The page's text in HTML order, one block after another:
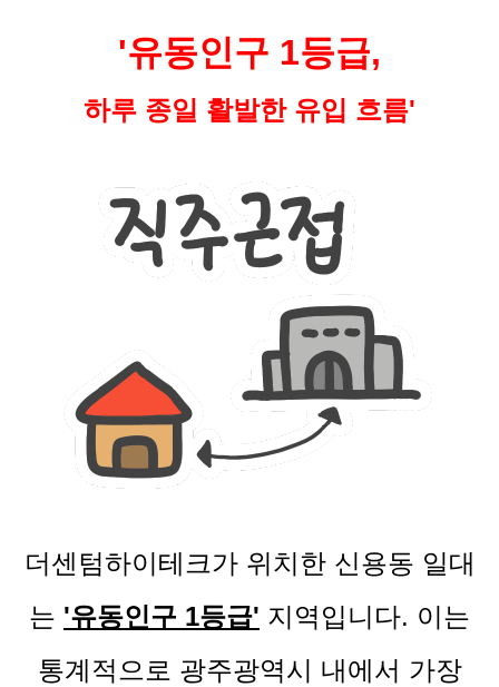
'유동인구 1등급,
하루 종일 활발한 유입 흐름'
더센텀하이테크가 위치한 신용동 일대
는 '유동인구 1등급' 지역입니다. 이는
통계적으로 광주광역시 내에서 가장